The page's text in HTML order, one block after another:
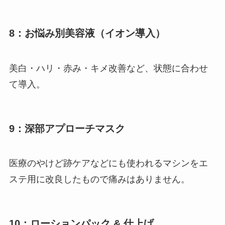
8：お悩み別美容液（イオン導入）
美白・ハリ・赤み・キメ改善など、状態に合わせ
て導入。
9：深部アプローチマスク
医療のやけど跡ケアなどにも使われるマシンをエ
ステ用に改良したもので痛みはありません。